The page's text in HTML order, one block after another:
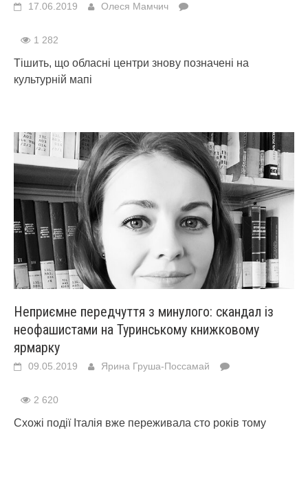
17.06.2019 Олеся Мамчич
1 282
Тішить, що обласні центри знову позначені на
культурній мапі
Неприємне передчуття з минулого: скандал із
неофашистами на Туринському книжковому
ярмарку
09.05.2019 Ярина Груша-Поссамай
2 620
Схожі події Італія вже переживала сто років тому